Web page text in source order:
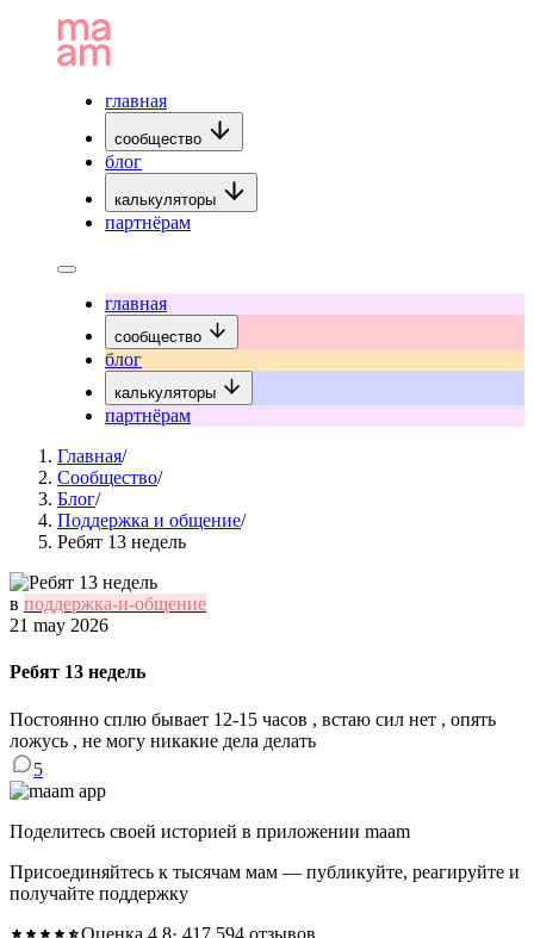
главная
сообщество
блог
калькуляторы
партнёрам
главная
сообщество
блог
калькуляторы
партнёрам
Главная/
Сообщество/
Блог/
Поддержка и общение/
Ребят 13 недель
в поддержка-и-общение
21 may 2026
Ребят 13 недель
Постоянно сплю бывает 12-15 часов , встаю сил нет , опять
ложусь , не могу никакие дела делать
5
Поделитесь своей историей в приложении maam
Присоединяйтесь к тысячам мам — публикуйте, реагируйте и
получайте поддержку
Оценка 4.8· 417,594 отзывов